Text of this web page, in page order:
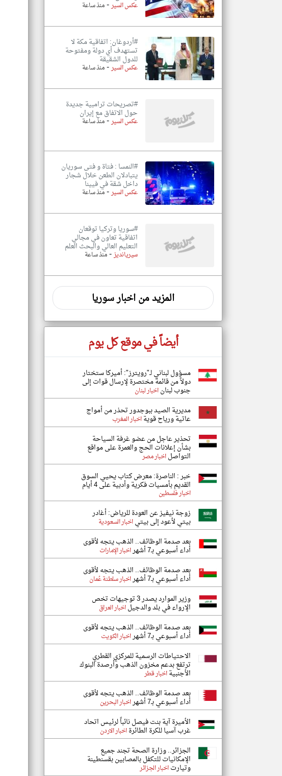
عكس السير-منذ ساعة
#أردوغان: اتفاقية مكة لا
تستهدف أي دولة ومفتوحة
للدول الشقيقة
عكس السير-منذ ساعة
#تصريحات ترامبية جديدة
حول الاتفاق مع إيران
عكس السير-منذ ساعة
#النمسا : فتاة و فتى سوريان
يتبادلان الطعن خلال شجار
داخل شقة في فيينا
عكس السير-منذ ساعة
#سوريا وتركيا توقعان
اتفاقية تعاون في مجالي
التعليم العالي والبحث العلم
سيريانديز-منذ ساعة
المزيد من اخبار سوريا
أيضاً في موقع كل يوم
مسؤول لبناني لـ"رويترز": أميركا ستختار
دولاً من قائمة مختصرة لإرسال قوات إلى
جنوب لبناناخبار لبنان
مديرية الصيد ببوجدور تحذر من أمواج
عاتية ورياح قويةاخبار المغرب
تحذير عاجل من عضو غرفة السياحة
بشأن إعلانات الحج والعمرة على مواقع
التواصلاخبار مصر
خبر : الناصرة: معرض كتاب يحيي السوق
القديم بأمسيات فكرية وأدبية على 4 أيام
اخبار فلسطين
زوجة نيفيز عن العودة للرياض: أغادر
بيتي لأعود إلى بيتياخبار السعودية
بعد صدمة الوظائف.. الذهب يتجه لأقوى
أداء أسبوعي بـ7 أشهر اخبار الإمارات
بعد صدمة الوظائف.. الذهب يتجه لأقوى
أداء أسبوعي بـ7 أشهر اخبار سلطنة عُمان
وزير الموارد يصدر 3 توجيهات تخص
الإرواء في بلد والدجيلاخبار العراق
بعد صدمة الوظائف.. الذهب يتجه لأقوى
أداء أسبوعي بـ7 أشهر اخبار الكويت
الاحتياطات الرسمية للمركزي القطري
ترتفع بدعم مخزون الذهب وأرصدة البنوك
الأجنبيةاخبار قطر
بعد صدمة الوظائف.. الذهب يتجه لأقوى
أداء أسبوعي بـ7 أشهر اخبار البحرين
الأميرة آية بنت فيصل نائباً لرئيس اتحاد
غرب آسيا للكرة الطائرةاخبار الاردن
الجزائر.. وزارة الصحة تجند جميع
الإمكانيات للتكفل بالمصابين بقسنطينة
وتيارتاخبار الجزائر